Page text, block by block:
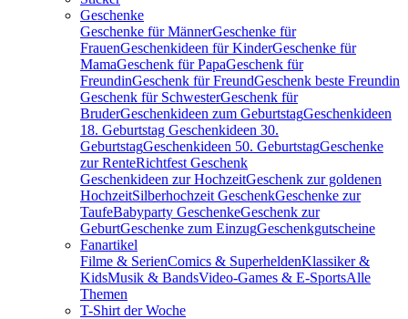
Geschenke
Geschenke für MännerGeschenke für
FrauenGeschenkideen für KinderGeschenke für
MamaGeschenk für PapaGeschenk für
FreundinGeschenk für FreundGeschenk beste Freundin
Geschenk für SchwesterGeschenk für
BruderGeschenkideen zum GeburtstagGeschenkideen
18. Geburtstag Geschenkideen 30.
GeburtstagGeschenkideen 50. GeburtstagGeschenke
zur RenteRichtfest Geschenk
Geschenkideen zur HochzeitGeschenk zur goldenen
HochzeitSilberhochzeit GeschenkGeschenke zur
TaufeBabyparty GeschenkeGeschenk zur
GeburtGeschenke zum EinzugGeschenkgutscheine
Fanartikel
Filme & SerienComics & SuperheldenKlassiker &
KidsMusik & BandsVideo-Games & E-SportsAlle
Themen
T-Shirt der Woche